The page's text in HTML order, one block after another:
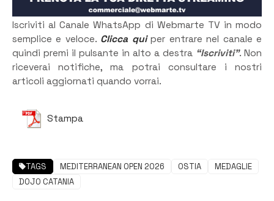
Iscriviti al Canale WhatsApp di Webmarte TV in modo
semplice e veloce. Clicca quiper entrare nel canale e
quindi premi il pulsante in alto a destra “Iscriviti”. Non
riceverai notifiche, ma potrai consultare i nostri
articoli aggiornati quando vorrai.
Stampa
TAGS MEDITERRANEAN OPEN 2026 OSTIA
MEDAGLIE
DOJO CATANIA